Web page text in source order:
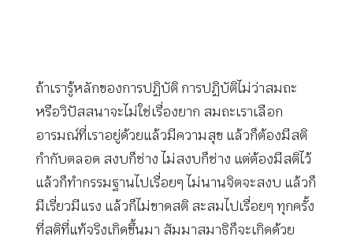
ถ้าเรารู้หลักของการปฏิบัติ การปฏิบัติไม่ว่าสมถะ
หรือวิปัสสนาจะไม่ใช่เรื่องยาก สมถะเราเลือก
อารมณ์ที่เราอยู่ด้วยแล้วมีความสุข แล้วก็ต้องมีสติ
กำกับตลอด สงบก็ช่าง ไม่สงบก็ช่าง แต่ต้องมีสติไว้
แล้วก็ทำกรรมฐานไปเรื่อยๆ ไม่นานจิตจะสงบ แล้วก็
มีเรี่ยวมีแรง แล้วก็ไม่ขาดสติ สะสมไปเรื่อยๆ ทุกครั้ง
ที่สติที่แท้จริงเกิดขึ้นมา สัมมาสมาธิก็จะเกิดด้วย